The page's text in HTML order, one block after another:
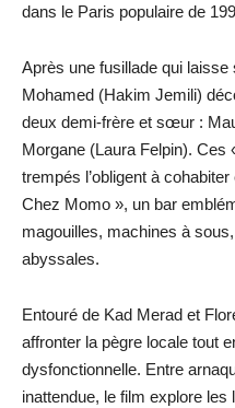
dans le Paris populaire de
Après une fusillade qui
Mohamed (Hakim Jemili)
deux demi-frère et sœur :
Morgane (Laura Felpin).
trempés l’obligent à
Chez Momo », un bar
magouilles, machines à
abyssales.
Entouré de Kad Merad et
affronter la pègre locale tout
dysfonctionnelle. Entre
inattendue, le film explore